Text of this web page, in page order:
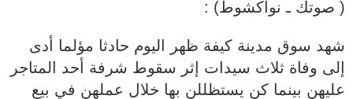
( صوتك ـ نواكشوط) :
شهد سوق مدينة كيفة ظهر اليوم حادثا مؤلما أدى
إلى وفاة ثلاث سيدات إثر سقوط شرفة أحد المتاجر
عليهن بينما كن يستظللن بها خلال عملهن في بيع